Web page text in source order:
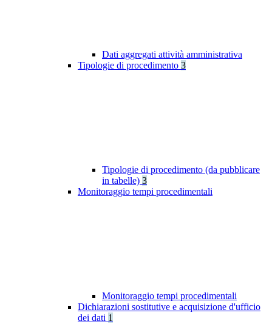
Dati aggregati attività amministrativa
Tipologie di procedimento 3
Tipologie di procedimento (da pubblicare
in tabelle) 3
Monitoraggio tempi procedimentali
Monitoraggio tempi procedimentali
Dichiarazioni sostitutive e acquisizione d'ufficio
dei dati 1